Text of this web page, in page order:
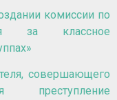
комиссии по
за классное
совершающего